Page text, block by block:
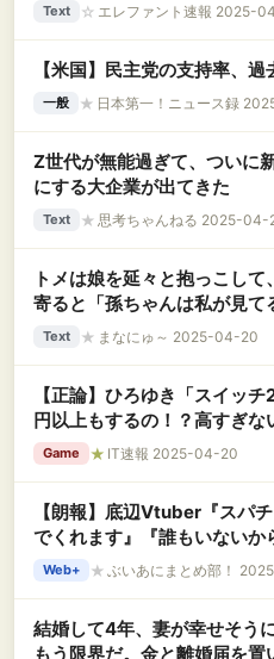
Text ☆ エレファント速報 2025-
【米国】民主党の支持率、
一般 ★ 日本第一！ニュース録
Z世代が無能過ぎて、ついに
にする大企業が出てきた
Text ★ 思考ちゃんねる 2025-04-
トメは娘を延々と抱っこし
寄ると「孫ちゃんは私が見
て」私「お腹すいてるので！
Text ★ まなにゅ～ 2025-04-20
【正論】ひろゆき「スイッ
円以上もするの！？高すぎ
さ…」
Game ★ IT速報 2025-04-20
【朗報】底辺Vtuber『スパ
でくれます』『誰もいない
もうさぁ…
Web+ ★ ぶいあにまとめ部！
結婚して4年、妻が幸せそう
もう限界だ。金と離婚届を置